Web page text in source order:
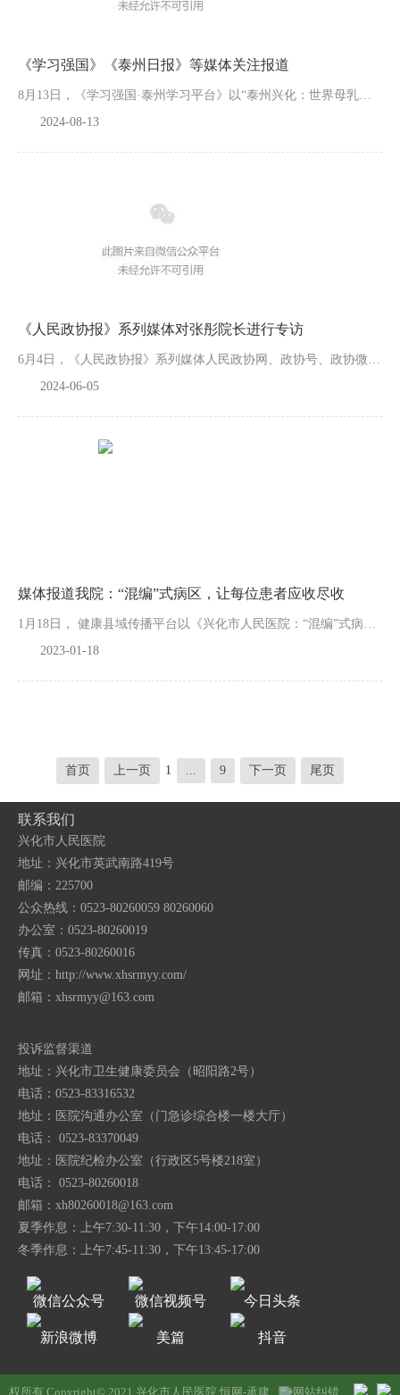
《学习强国》《泰州日报》等媒体关注报道
8月13日，《学习强国·泰州学习平台》以“泰州兴化：世界母乳喂养周 健康宣传在身边”为题，对我院开展母乳喂养周系列活动进行了关注报道。8月13日出版的《泰州日报》在第三版以“兴化市优抚定点医...
2024-08-13
《人民政协报》系列媒体对张彤院长进行专访
6月4日，《人民政协报》系列媒体人民政协网、政协号、政协微信公众号等，以《张彤：用“医者仁心” 诠释履职担当》为题，对我院张彤院长履行政协委员职责、承担医者使命的事迹进行了专访报道和多方位宣传。
2024-06-05
媒体报道我院：“混编”式病区，让每位患者应收尽收
1月18日， 健康县域传播平台以《兴化市人民医院：“混编”式病区，让每位患者应收尽收！》为题，对兴化市人民医院创新思路，打破内、外、妇、儿科的专科壁垒，建立“专人指导负责制、混编工作团队制、轻重缓...
2023-01-18
首页 上一页 1 ... 9 下一页 尾页
联系我们
兴化市人民医院
地址：兴化市英武南路419号
邮编：225700
公众热线：0523-80260059 80260060
办公室：0523-80260019
传真：0523-80260016
网址：http://www.xhsrmyy.com/
邮箱： xhsrmyy@163.com
投诉监督渠道
地址：兴化市卫生健康委员会（昭阳路2号）
电话：0523-83316532
地址：医院沟通办公室（门急诊综合楼一楼大厅）
电话： 0523-83370049
地址：医院纪检办公室（行政区5号楼218室）
电话： 0523-80260018
邮箱： xh80260018@163.com
夏季作息：上午7:30-11:30，下午14:00-17:00
冬季作息：上午7:45-11:30，下午13:45-17:00
微信公众号 微信视频号 今日头条
新浪微博 美篇 抖音
权所有 Copyright© 2021 兴化市人民医院 恒网-承建 网站纠错